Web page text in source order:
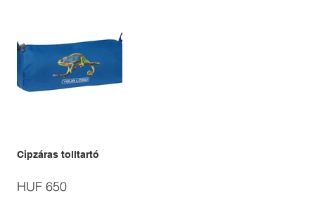
Cipzáras tolltartó
Price
HUF 650